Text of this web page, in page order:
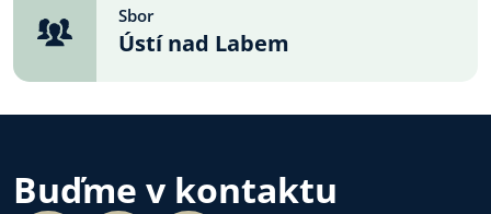
Sbor
Ústí nad Labem
Buďme v kontaktu